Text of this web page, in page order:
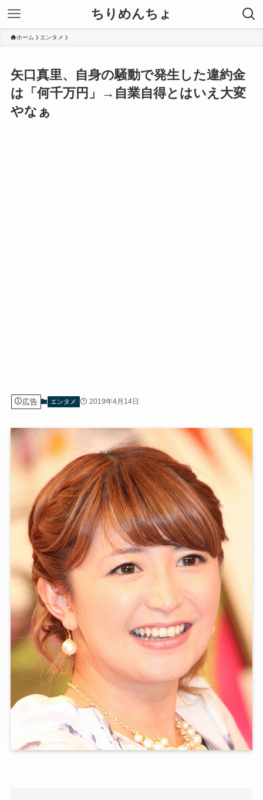
ちりめんちょ
ホーム エンタメ
矢口真里、自身の騒動で発生した違約金
は「何千万円」→自業自得とはいえ大変
やなぁ
広告 エンタメ 2019年4月14日